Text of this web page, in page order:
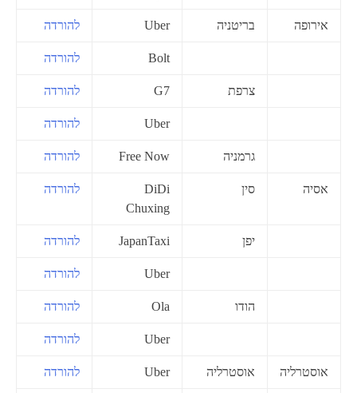
אירופה בריטניה Uber להורדה
Bolt להורדה
צרפת G7 להורדה
Uber להורדה
גרמניה Free Now להורדה
אסיה סין
DiDi
Chuxing
להורדה
יפן JapanTaxi להורדה
Uber להורדה
הודו Ola להורדה
Uber להורדה
אוסטרליה אוסטרליה Uber להורדה